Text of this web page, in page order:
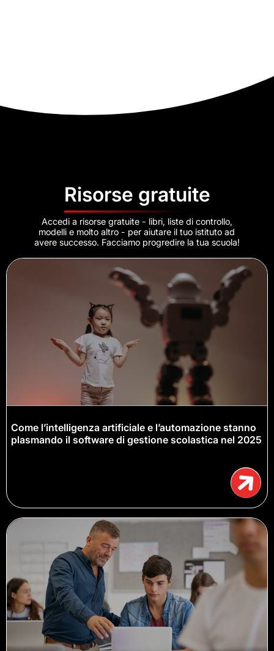
Risorse gratuite
Accedi a risorse gratuite - libri, liste di controllo,
modelli e molto altro - per aiutare il tuo istituto ad
avere successo. Facciamo progredire la tua scuola!
Come l’intelligenza artificiale e l’automazione stanno
plasmando il software di gestione scolastica nel 2025